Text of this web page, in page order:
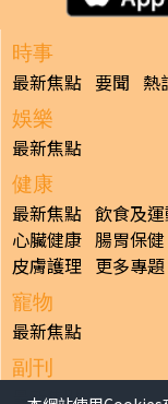
時事
最新焦點 要聞 熱
娛樂
最新焦點
健康
最新焦點 飲食及
心臟健康 腸胃保健
皮膚護理 更多專題
寵物
最新焦點
副刊
最新焦點